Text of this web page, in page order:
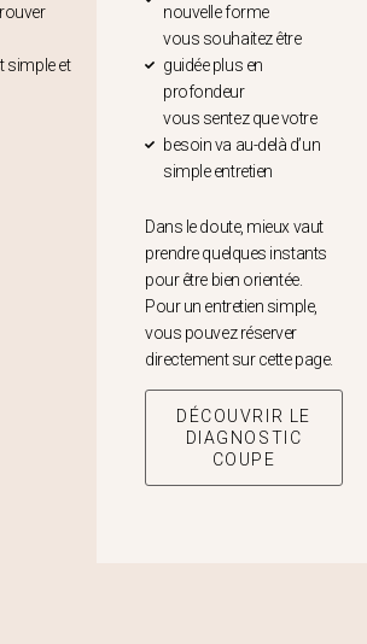
simple et
nouvelle forme
vous souhaitez être
guidée plus en
profondeur
vous sentez que votre
besoin va au-delà d’un
simple entretien
Dans le doute, mieux vaut
prendre quelques instants
pour être bien orientée.
Pour un entretien simple,
vous pouvez réserver
directement sur cette page.
DÉCOUVRIR LE
DIAGNOSTIC
COUPE